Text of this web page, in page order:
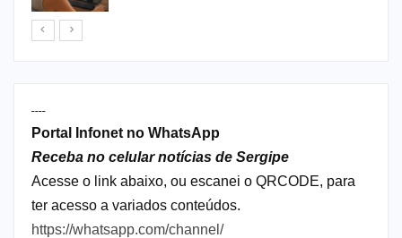
----
Portal Infonet no WhatsApp
Receba no celular notícias de Sergipe
Acesse o link abaixo, ou escanei o QRCODE, para
ter acesso a variados conteúdos.
https://whatsapp.com/channel/